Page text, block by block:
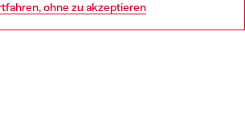
ohne zu akzeptieren